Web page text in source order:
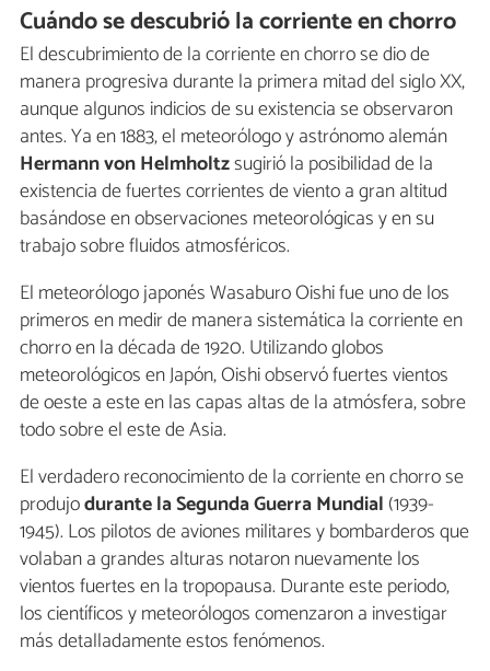
Cuándo se descubrió la corriente en chorro
El descubrimiento de la corriente en chorro se dio de
manera progresiva durante la primera mitad del siglo XX,
aunque algunos indicios de su existencia se observaron
antes. Ya en 1883, el meteorólogo y astrónomo alemán
Hermann von Helmholtzsugirió la posibilidad de la
existencia de fuertes corrientes de viento a gran altitud
basándose en observaciones meteorológicas y en su
trabajo sobre fluidos atmosféricos.
El meteorólogo japonés Wasaburo Oishi fue uno de los
primeros en medir de manera sistemática la corriente en
chorro en la década de 1920. Utilizando globos
meteorológicos en Japón, Oishi observó fuertes vientos
de oeste a este en las capas altas de la atmósfera, sobre
todo sobre el este de Asia.
El verdadero reconocimiento de la corriente en chorro se
produjodurante la Segunda Guerra Mundial (1939-
1945). Los pilotos de aviones militares y bombarderos que
volaban a grandes alturas notaron nuevamente los
vientos fuertes en la tropopausa. Durante este periodo,
los científicos y meteorólogos comenzaron a investigar
más detalladamente estos fenómenos.